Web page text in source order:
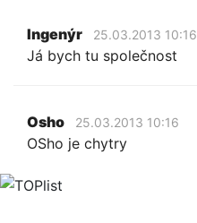
Ingenýr 25.03.2013 10:16
Já bych tu společnost
Osho 25.03.2013 10:16
OSho je chytry